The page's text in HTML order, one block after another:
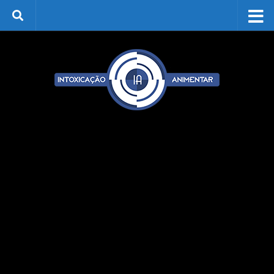
Skip to content